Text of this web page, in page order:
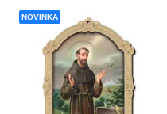
NOVINKA